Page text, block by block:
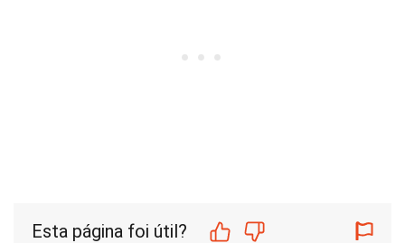
Esta página foi útil?